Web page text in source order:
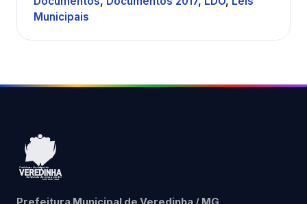
Municipais